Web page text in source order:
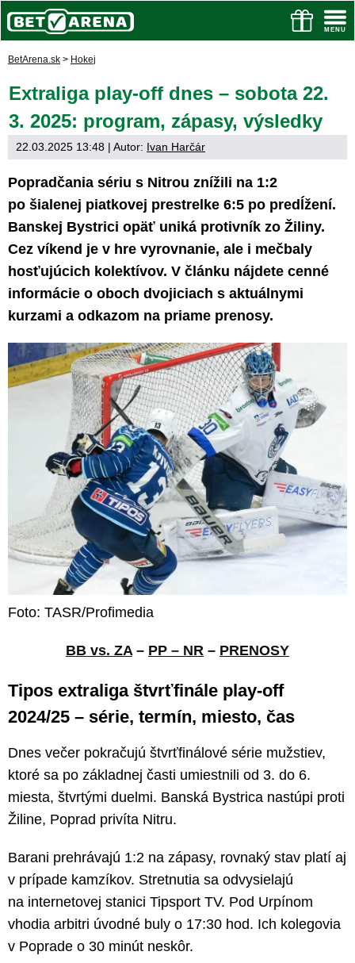
BetArena.sk > Hokej
Extraliga play-off dnes – sobota 22.
3. 2025: program, zápasy, výsledky
22.03.2025 13:48 | Autor: Ivan Harčár
Popradčania sériu s Nitrou znížili na 1:2
po šialenej piatkovej prestrelke 6:5 po predĺžení.
Banskej Bystrici opäť uniká protivník zo Žiliny.
Cez víkend je v hre vyrovnanie, ale i mečbaly
hosťujúcich kolektívov. V článku nájdete cenné
informácie o oboch dvojiciach s aktuálnymi
kurzami a odkazom na priame prenosy.
Foto: TASR/Profimedia
BB vs. ZA– PP – NR – PRENOSY
Tipos extraliga štvrťfinále play-off
2024/25 – série, termín, miesto, čas
Dnes večer pokračujú štvrťfinálové série mužstiev,
ktoré sa po základnej časti umiestnili od 3. do 6.
miesta, štvrtými duelmi. Banská Bystrica nastúpi proti
Žiline, Poprad privíta Nitru.
Barani prehrávajú 1:2 na zápasy, rovnaký stav platí aj
v prípade kamzíkov. Stretnutia sa odvysielajú
na internetovej stanici Tipsport TV. Pod Urpínom
vhodia arbitri úvodné buly o 17:30 hod. Ich kolegovia
v Poprade o 30 minút neskôr.